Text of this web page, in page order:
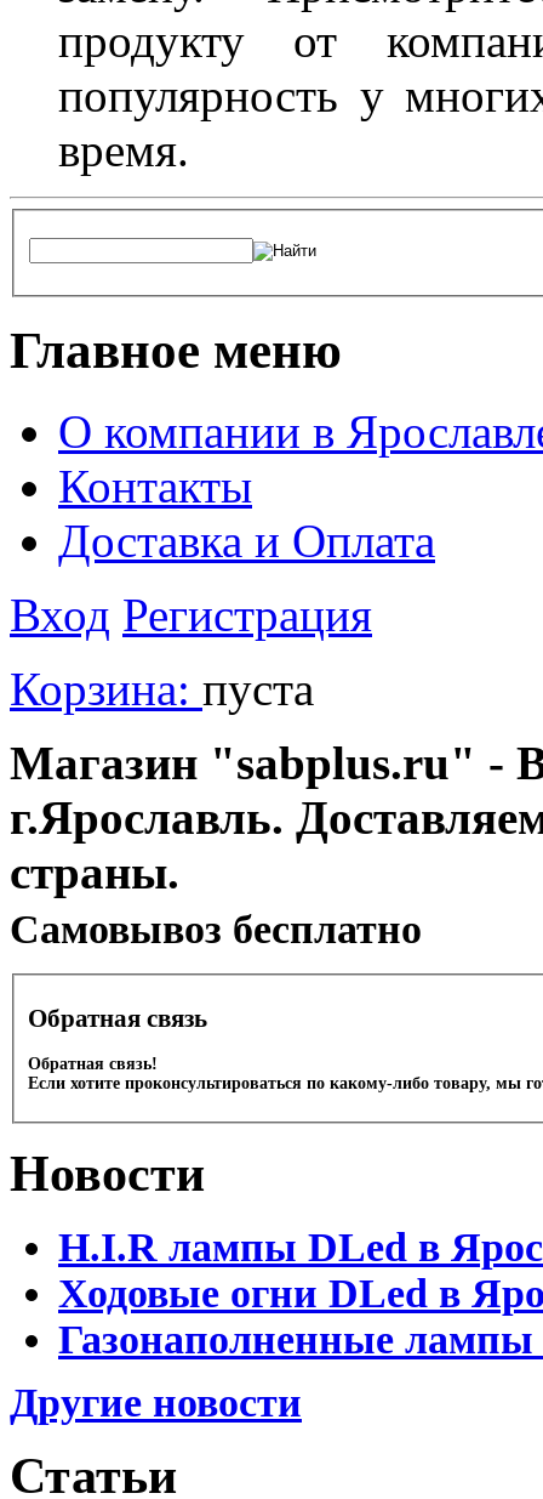
продукту от
популярность у
время.
Главное меню
О компании в
Контакты
Доставка и Оплата
Вход Регистрация
Корзина: пуста
Магазин "sabplus.ru" -
г.Ярославль.
страны.
Cамовывоз бесплатно
Обратная связь
Обратная связь!
Если хотите проконсультироваться по какому-либо товару, мы
Новости
H.I.R лампы DLed в
Ходовые огни DLed в
Газонаполненные
Другие новости
Статьи